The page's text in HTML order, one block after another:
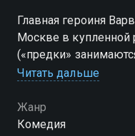
Главная героиня
Москве в купленной
(«предки»
Сургуте и в
компании «Мир
производством
Читать дальше
Жанр
Комедия